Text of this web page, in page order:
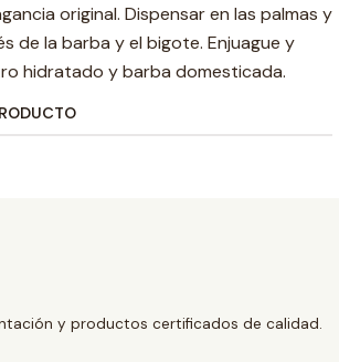
original. Dispensar en las palmas y
de la barba y el bigote. Enjuague y
hidratado y barba domesticada.
y productos certificados de calidad.